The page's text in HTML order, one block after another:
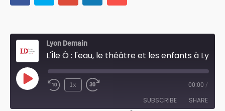
Lyon Demain
L'Île Ô : l'eau, le théâtre et les enfants à Lyon
Play
1x 00:00 /
SUBSCRIBE SHARE